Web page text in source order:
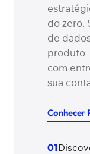
do zero.
de
produto
com
sua
Conhecer
01